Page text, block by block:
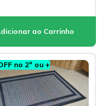
no 2º ou +